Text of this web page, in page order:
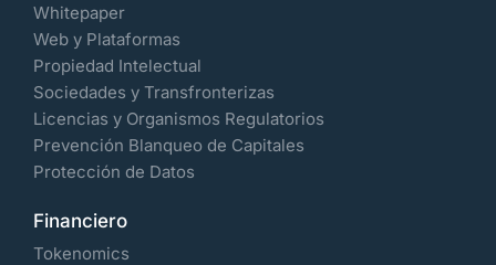
Whitepaper
Web y Plataformas
Propiedad Intelectual
Sociedades y Transfronterizas
Licencias y Organismos Regulatorios
Prevención Blanqueo de Capitales
Protección de Datos
Financiero
Tokenomics